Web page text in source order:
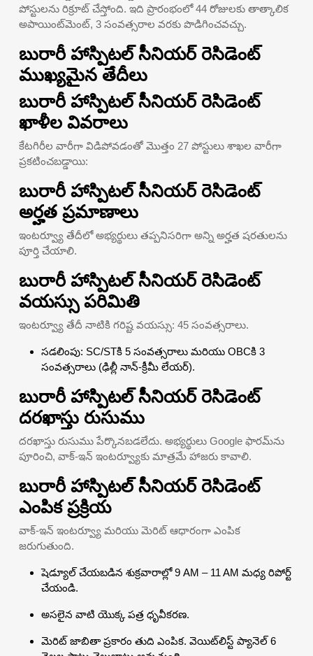
పోస్టులను రిక్రూట్ చేస్తోంది. ఇది ప్రారంభంలో 44 రోజులకు తాత్కాలిక
అపాయింట్‌మెంట్, 3 సంవత్సరాల వరకు పొడిగించవచ్చు.
బురారీ హాస్పిటల్ సీనియర్ రెసిడెంట్
ముఖ్యమైన తేదీలు
బురారీ హాస్పిటల్ సీనియర్ రెసిడెంట్
ఖాళీల వివరాలు
కేటగిరీల వారీగా విడిపోవడంతో మొత్తం 27 పోస్టులు శాఖల వారీగా
ప్రకటించబడ్డాయి:
బురారీ హాస్పిటల్ సీనియర్ రెసిడెంట్
అర్హత ప్రమాణాలు
ఇంటర్వ్యూ తేదీలో అభ్యర్థులు తప్పనిసరిగా అన్ని అర్హత షరతులను
పూర్తి చేయాలి.
బురారీ హాస్పిటల్ సీనియర్ రెసిడెంట్
వయస్సు పరిమితి
ఇంటర్వ్యూ తేదీ నాటికి గరిష్ట వయస్సు: 45 సంవత్సరాలు.
సడలింపు: SC/STకి 5 సంవత్సరాలు మరియు OBCకి 3
సంవత్సరాలు (ఢిల్లీ నాన్-క్రీమీ లేయర్).
బురారీ హాస్పిటల్ సీనియర్ రెసిడెంట్
దరఖాస్తు రుసుము
దరఖాస్తు రుసుము పేర్కొనబడలేదు. అభ్యర్థులు Google ఫారమ్‌ను
పూరించి, వాక్-ఇన్ ఇంటర్వ్యూకు మాత్రమే హాజరు కావాలి.
బురారీ హాస్పిటల్ సీనియర్ రెసిడెంట్
ఎంపిక ప్రక్రియ
వాక్-ఇన్ ఇంటర్వ్యూ మరియు మెరిట్ ఆధారంగా ఎంపిక
జరుగుతుంది.
షెడ్యూల్ చేయబడిన శుక్రవారాల్లో 9 AM – 11 AM మధ్య రిపోర్ట్
చేయండి.
అసలైన వాటి యొక్క పత్ర ధృవీకరణ.
మెరిట్ జాబితా ప్రకారం తుది ఎంపిక. వెయిట్‌లిస్ట్ ప్యానెల్ 6